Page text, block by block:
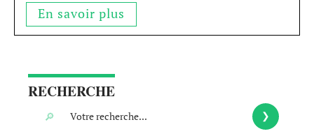
En savoir plus
RECHERCHE